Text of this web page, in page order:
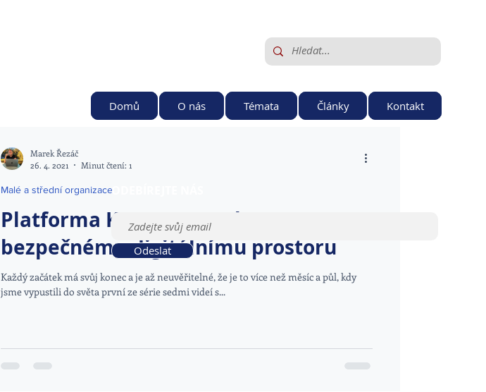
Domů O nás Témata Články Kontakt
Platforma KYBEZ, cesta k
bezpečnému digitálnímu prostoru
Každý začátek má svůj konec a je až neuvěřitelné, že je to více než měsíc a půl, kdy
jsme vypustili do světa první ze série sedmi videí s...
Malé a střední organizace
Marek Řezáč
26. 4. 2021
Minut čtení: 1
ODEBÍREJTE NÁS
Odeslat